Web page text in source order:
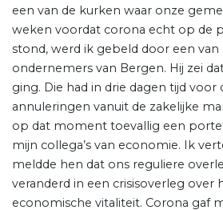
een van de kurken waar onze
weken voordat corona echt op de
stond, werd ik gebeld door een
ondernemers van Bergen. Hij zei
ging. Die had in drie dagen tijd voor
annuleringen vanuit de zakelijke
op dat moment toevallig een
mijn collega’s van economie. Ik
meldde hen dat ons reguliere
veranderd in een crisisoverleg over
economische vitaliteit. Corona gaf